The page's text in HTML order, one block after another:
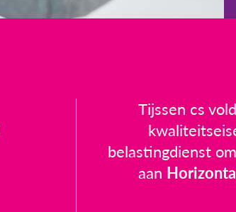
Tijssen cs
belastingdienst
aan